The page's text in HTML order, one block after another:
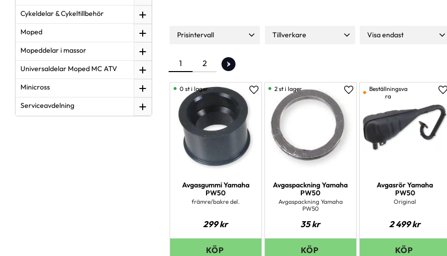
Prisintervall
Tillverkare
Moparts
40
NSK
1
Visa fler
Visa endast
1 2 »
Avgasgummi Yamaha
PW50
främre/bakre del.
299kr
Lägg till i favoriter
0 st i lager
Avgaspackning Yamaha
PW50
Avgaspackning Yamaha
PW50
35kr
Lägg till i favoriter
2 st i lager
Avgasrör Yamaha
PW50
Original
2 499kr
Beställningsva
ra
Cykeldelar & Cykeltillbehör
Moped
Mopeddelar i massor
Universaldelar Moped MC ATV
Minicross
Serviceavdelning